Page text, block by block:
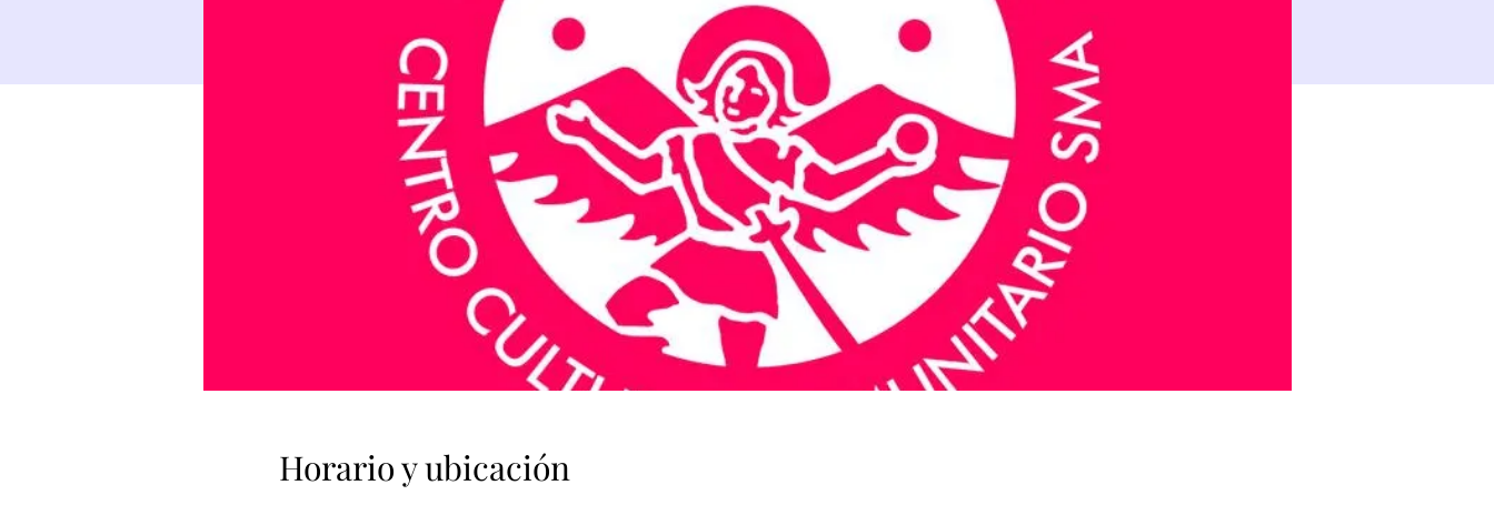
Horario y ubicación